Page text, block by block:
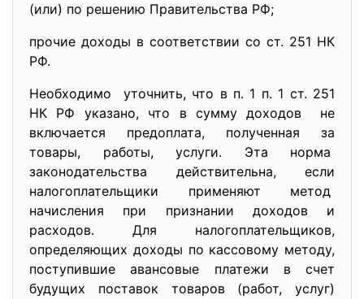
(или) по решению Правительства РФ;
прочие доходы в соответствии со ст. 251 НК
РФ.
Необходимо уточнить, что в п. 1 п. 1 ст. 251
НК РФ указано, что в сумму доходов не
включается предоплата, полученная за
товары, работы, услуги. Эта норма
законодательства действительна, если
налогоплательщики применяют метод
начисления при признании доходов и
расходов. Для налогоплательщиков,
определяющих доходы по кассовому методу,
поступившие авансовые платежи в счет
будущих поставок товаров (работ, услуг)